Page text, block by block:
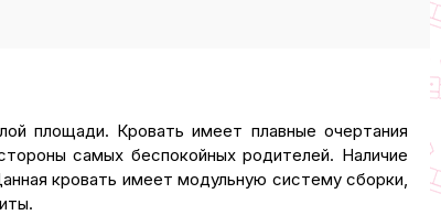
площади. Кровать имеет плавные очертания
самых беспокойных родителей. Наличие
кровать имеет модульную систему сборки,